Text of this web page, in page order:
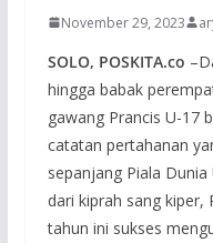
November 29, 2023
SOLO, POSKITA.co
hingga babak
gawang Prancis U-17
catatan pertahanan
sepanjang Piala
dari kiprah sang kiper,
tahun ini sukses